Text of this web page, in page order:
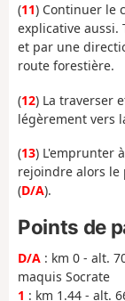
(11) Continuer le
explicative aussi.
et par une
route forestière.
(12) La traverser
légèrement vers
(13) L'emprunter
rejoindre alors le
(D/A).
Points de
D/A : km 0 - alt.
maquis Socrate
1 : km 1.44 - alt.